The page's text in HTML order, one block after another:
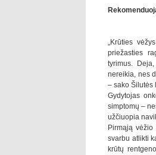
„Krūties
priežasties
tyrimus.
nereikia, nes
– sako Šilutės
Gydytojas
simptomų –
užčiuopia
Pirmąją
svarbu atlikti
krūtų